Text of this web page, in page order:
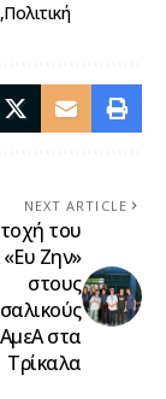
Πολιτική
NEXT ARTICLE
του
Ζην»
στους
στα
Τρίκαλα